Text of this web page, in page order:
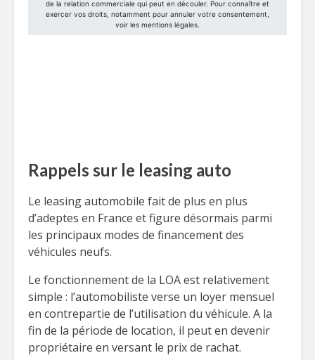
Rappels sur le leasing auto
Le leasing automobile fait de plus en plus
d’adeptes en France et figure désormais parmi
les principaux modes de financement des
véhicules neufs.
Le fonctionnement de la LOA est relativement
simple : l’automobiliste verse un loyer mensuel
en contrepartie de l’utilisation du véhicule. A la
fin de la période de location, il peut en devenir
propriétaire en versant le prix de rachat.